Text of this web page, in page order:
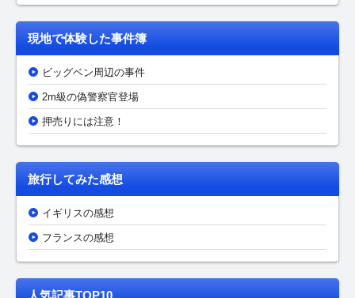
現地で体験した事件簿
ビッグベン周辺の事件
2m級の偽警察官登場
押売りには注意！
旅行してみた感想
イギリスの感想
フランスの感想